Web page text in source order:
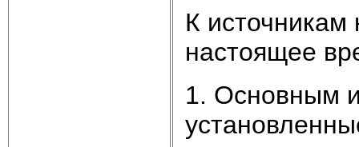
К источникам
настоящее
1. Основным